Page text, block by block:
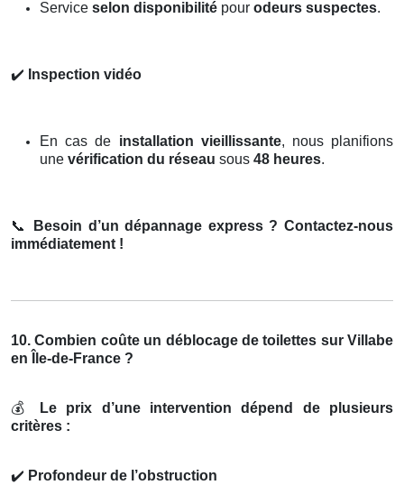
Service selon disponibilité pour odeurs suspectes.
✔️ Inspection vidéo
En cas de installation vieillissante, nous planifions
une vérification du réseau sous 48 heures.
📞
Besoin d’un dépannage express ? Contactez-nous
immédiatement !
10. Combien coûte un déblocage de toilettes sur Villabe
en Île-de-France ?
💰
Le prix d’une intervention dépend de plusieurs
critères :
✔️ Profondeur de l’obstruction